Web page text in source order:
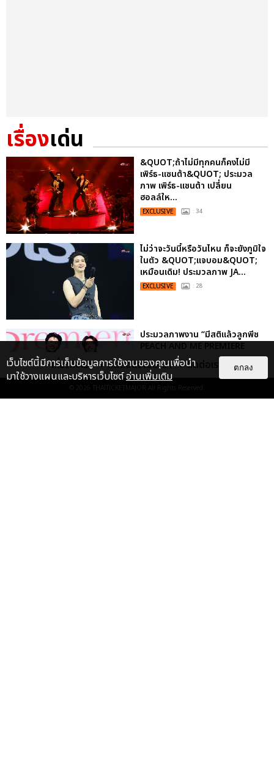
เรื่องเด่น
&QUOT;ถ้าไม่มีทุกคนก็คงไม่มี
เพิร์ธ-แซนต้า&QUOT; ประมวล
ภาพ เพิร์ธ-แซนต้า เปลี่ยน
ฮอลล์ให...
EXCLUSIVE : 34
ไม่ว่าจะวันนี้หรือวันไหน ก็จะยังภูมิใจ
ในตัว &QUOT;แจบอม&QUOT;
เหมือนเดิม! ประมวลภาพ JA...
EXCLUSIVE : 28
ประมวลภาพงาน “มีสติแล้วลูกพีช
PEACH AND ME PREMIERE
NIGHT” ปอนด์-ภูวินทร์ คลั่งรัก
หวา...
EXCLUSIVE
เกี่ยวกับเรา ติดต่อลงโฆษณา ติดต่อเรา
© 2026 THAITICKETMAJOR All Rights Reserved.
เว็บไซต์นี้มีการเก็บข้อมูลการใช้งานของคุณเพื่อนำ
มาใช้วางแผนและบริหารเว็บไซต์อ่านเพิ่มเติม
ตกลง